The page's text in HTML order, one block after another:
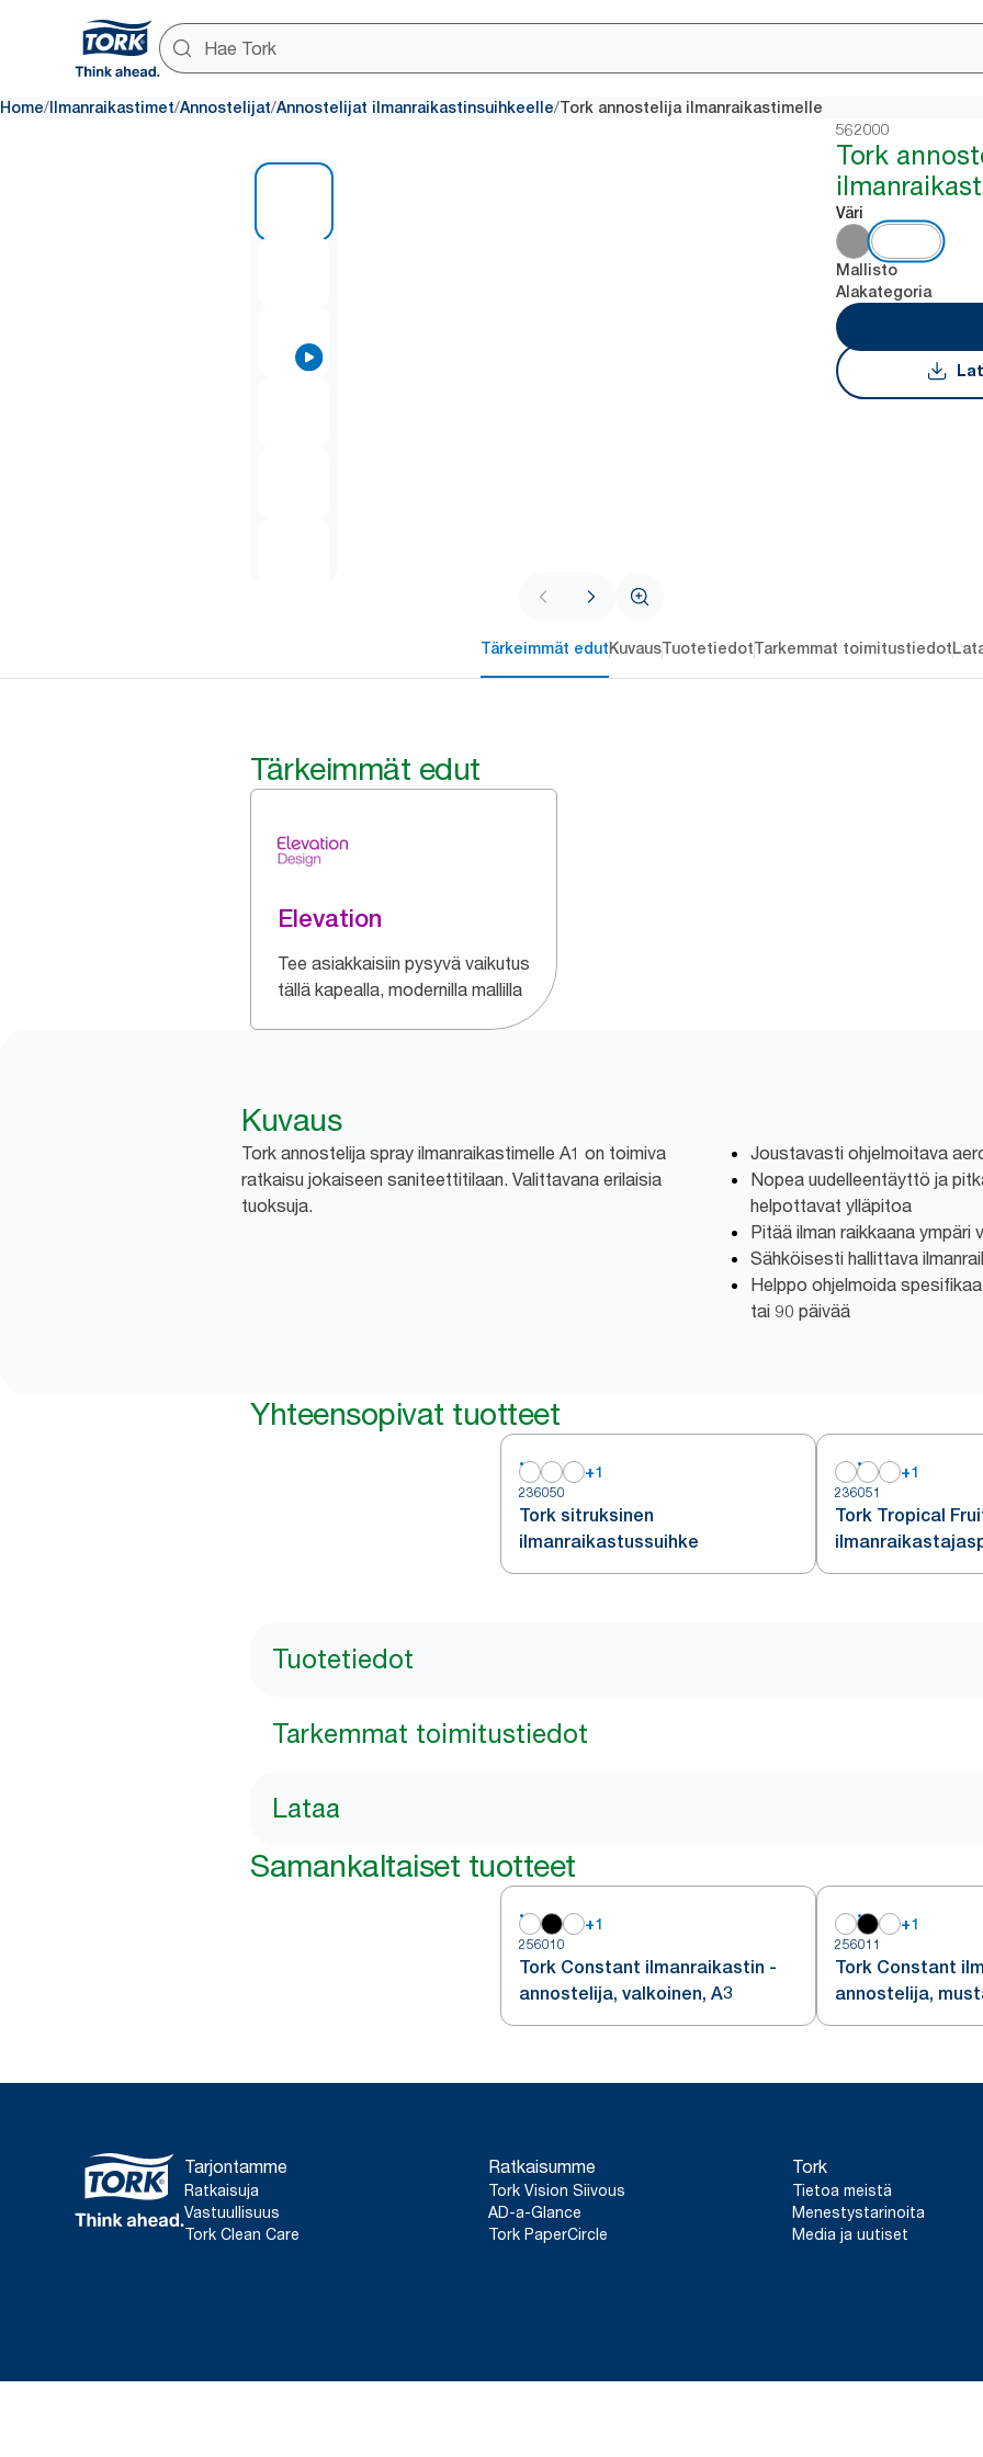
Home/ Ilmanraikastimet/Annostelijat/Annostelijat ilmanraikastinsuihkeelle/Tork annostelija ilmanraikastimelle
562000
Tork
Väri
Mallisto
Alakategoria
Tärkeimmät edutKuvausTuotetiedotTarkemmat toimitustiedot
Tärkeimmät edut
Elevation
Tee asiakkaisiin pysyvä vaikutus
tällä kapealla, modernilla mallilla
Kuvaus
Tork annostelija spray ilmanraikastimelle A1 on toimiva
ratkaisu jokaiseen saniteettitilaan. Valittavana erilaisia
tuoksuja.
Joustavasti ohjelmoitava
Nopea uudelleentäyttö ja
helpottavat ylläpitoa
Pitää ilman raikkaana ympäri
Sähköisesti hallittava
Helppo ohjelmoida
tai 90 päivää
Yhteensopivat tuotteet
+1
236050
Tork sitruksinen
ilmanraikastussuihke
+1
236051
Tork Tropical
Tuotetiedot
Tarkemmat toimitustiedot
Lataa
Samankaltaiset tuotteet
+1
256010
Tork Constant ilmanraikastin -
annostelija, valkoinen, A3
+1
256011
Tork Constant
annostelija,
Tarjontamme
Ratkaisuja
Vastuullisuus
Tork Clean Care
Ratkaisumme
Tork Vision Siivous
AD-a-Glance
Tork PaperCircle
Tork
Tietoa meistä
Menestystarinoita
Media ja uutiset